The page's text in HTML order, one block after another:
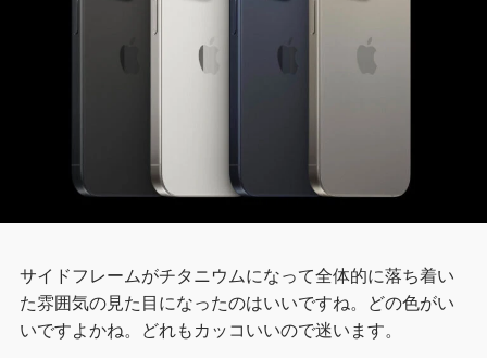
サイドフレームがチタニウムになって全体的に落ち着い
た雰囲気の見た目になったのはいいですね。どの色がい
いですよかね。どれもカッコいいので迷います。